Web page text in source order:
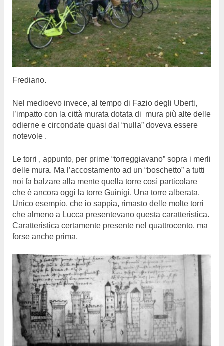
Frediano.
Nel medioevo invece, al tempo di Fazio degli Uberti,
l’impatto con la città murata dotata di mura più alte delle
odierne e circondate quasi dal “nulla” doveva essere
notevole .
Le torri , appunto, per prime “torreggiavano” sopra i merli
delle mura. Ma l’accostamento ad un “boschetto” a tutti
noi fa balzare alla mente quella torre così particolare
che è ancora oggi la torre Guinigi. Una torre alberata.
Unico esempio, che io sappia, rimasto delle molte torri
che almeno a Lucca presentevano questa caratteristica.
Caratteristica certamente presente nel quattrocento, ma
forse anche prima.